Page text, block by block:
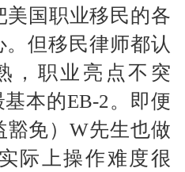
美国职业移民的各
。但移民律师都认
，职业亮点不突
基本的EB-2。即便
豁免）W先生也做
际上操作难度很